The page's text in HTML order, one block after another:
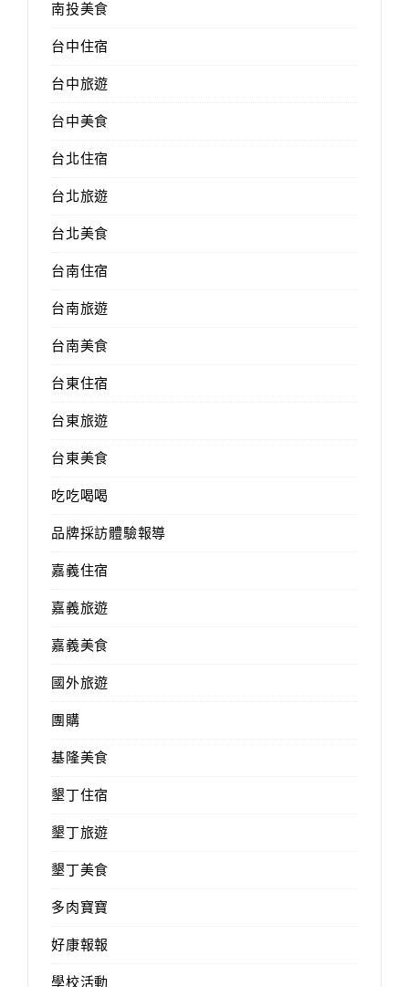
南投美食
台中住宿
台中旅遊
台中美食
台北住宿
台北旅遊
台北美食
台南住宿
台南旅遊
台南美食
台東住宿
台東旅遊
台東美食
吃吃喝喝
品牌採訪體驗報導
嘉義住宿
嘉義旅遊
嘉義美食
國外旅遊
團購
基隆美食
墾丁住宿
墾丁旅遊
墾丁美食
多肉寶寶
好康報報
學校活動